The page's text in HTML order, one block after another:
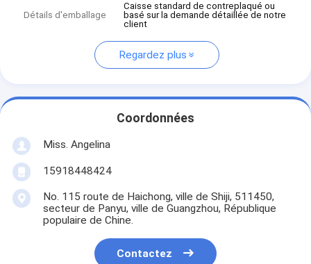
Détails d'emballage
Caisse standard de contreplaqué ou
basé sur la demande détaillée de notre
client
Regardez plus
Coordonnées
Miss. Angelina
15918448424
No. 115 route de Haichong, ville de Shiji, 511450,
secteur de Panyu, ville de Guangzhou, République
populaire de Chine.
Contactez